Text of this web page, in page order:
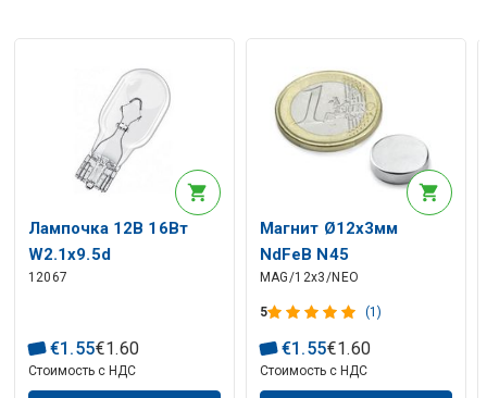
Описание искусственного интеллекта
Лампочка 12В 16Вт
W2.1x9.5d
12067
€1 .55€1.60
Стоимость с НДС
Магнит Ø12x3мм
NdFeB N45
MAG/12x3/NEO
5 (1)
€1 .55€1.60
Стоимость с НДС